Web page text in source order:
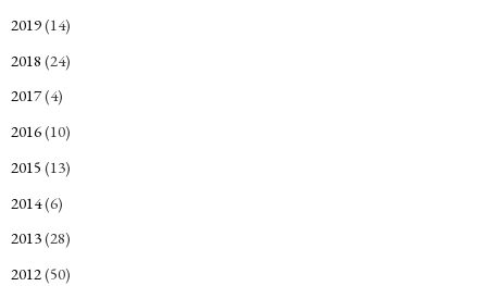
2019(14)
2018 (24)
2017(4)
2016(10)
2015 (13)
2014(6)
2013(28)
2012(50)